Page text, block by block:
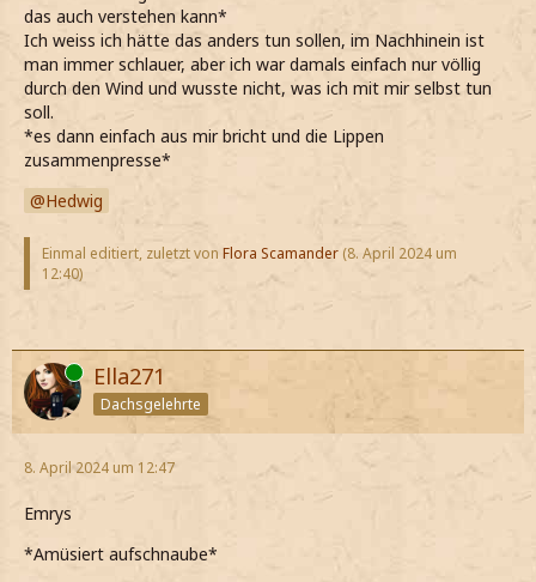
das auch verstehen kann*
Ich weiss ich hätte das anders tun sollen, im Nachhinein ist
man immer schlauer, aber ich war damals einfach nur völlig
durch den Wind und wusste nicht, was ich mit mir selbst tun
soll.
*es dann einfach aus mir bricht und die Lippen
zusammenpresse*
Hedwig
Einmal editiert, zuletzt von Flora Scamander (8. April 2024 um
12:40)
Online Ella271
Dachsgelehrte
8. April 2024 um 12:47
Emrys
*Amüsiert aufschnaube*